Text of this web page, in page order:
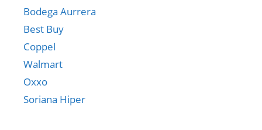
Bodega Aurrera
Best Buy
Coppel
Walmart
Oxxo
Soriana Hiper